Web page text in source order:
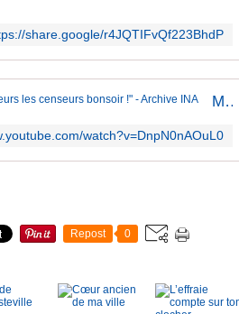
share.google/r4JQTIFvQf223BhdP
Maurice Clavel "Messieurs les censeurs bonsoir !" - Archive INA
watch?v=DnpN0nAOuL0
Repost 0